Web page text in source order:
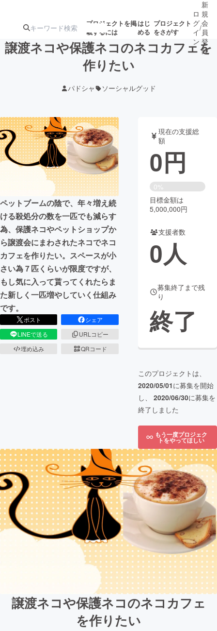
プロジェクトを掲
載するには
はじ
める
プロジェクト
をさがす
ジェクト
ロジェクト
アート・写真 音楽
テクノロジー・ガジェット ゲーム・サ
映像・映画 書籍・雑誌
ビジネス・起業 チャレンジ
まちづくり・地域活性化
CAMPFIRE for Social Good
CAMPFIRE Creation
CAMPFIREふるさと納税machi-ya
ロ
グ
イ
ン
/
新
規
会
員
登
録
譲渡ネコや保護ネコのネコカフェを
作りたい
パドシャ ソーシャルグッド
ペットブームの陰で、年々増え続
ける殺処分の数を一匹でも減らす
為、保護ネコやペットショップか
ら譲渡会にまわされたネコでネコ
カフェを作りたい。スペースが小
さい為７匹くらいが限度ですが、
もし気に入って貰ってくれたらま
た新しく一匹増やしていく仕組み
です。
ポスト
シェア
LINEで送る
URLコピー
埋め込み
QRコード
現在の支援総
額
0円
0%
目標金額は
5,000,000円
支援者数
0人
募集終了まで残
り
終了
このプロジェクトは、
2020/05/01に募集を開始
し、 2020/06/30に募集を
終了しました
もう一度プロジェク
トをやってほしい
譲渡ネコや保護ネコのネコカフェ
を作りたい